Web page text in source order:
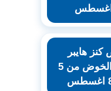
هايبر
ماركت الخوض من 5